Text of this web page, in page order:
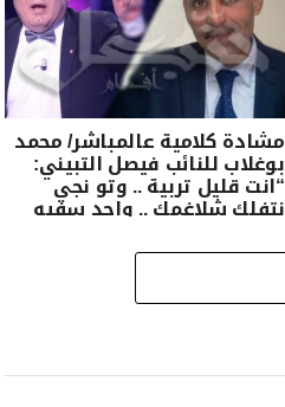
مشادة كلامية عالمباشر/ محمد
بوغلاب للنائب فيصل التبيني:
“انت قليل تربية .. وتو نجي
نتفلك شلاغمك .. واحد سفيه